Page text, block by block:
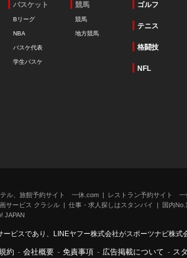
バスケット
Bリーグ
NBA
バスケ代表
学生バスケ
競馬
競馬
地方競馬
ゴルフ
テニス
格闘技
NFL
ル、旅館予約サイト 一休.com
レストラン予約サイト
サービス クラシル 仕事・求人探しはスタンバイ
国内
JAPAN
ビスであり、LINEヤフー株式会社がスポーツナビ株式
約 - 会社概要 - 免責事項 - 広告掲載について - ス